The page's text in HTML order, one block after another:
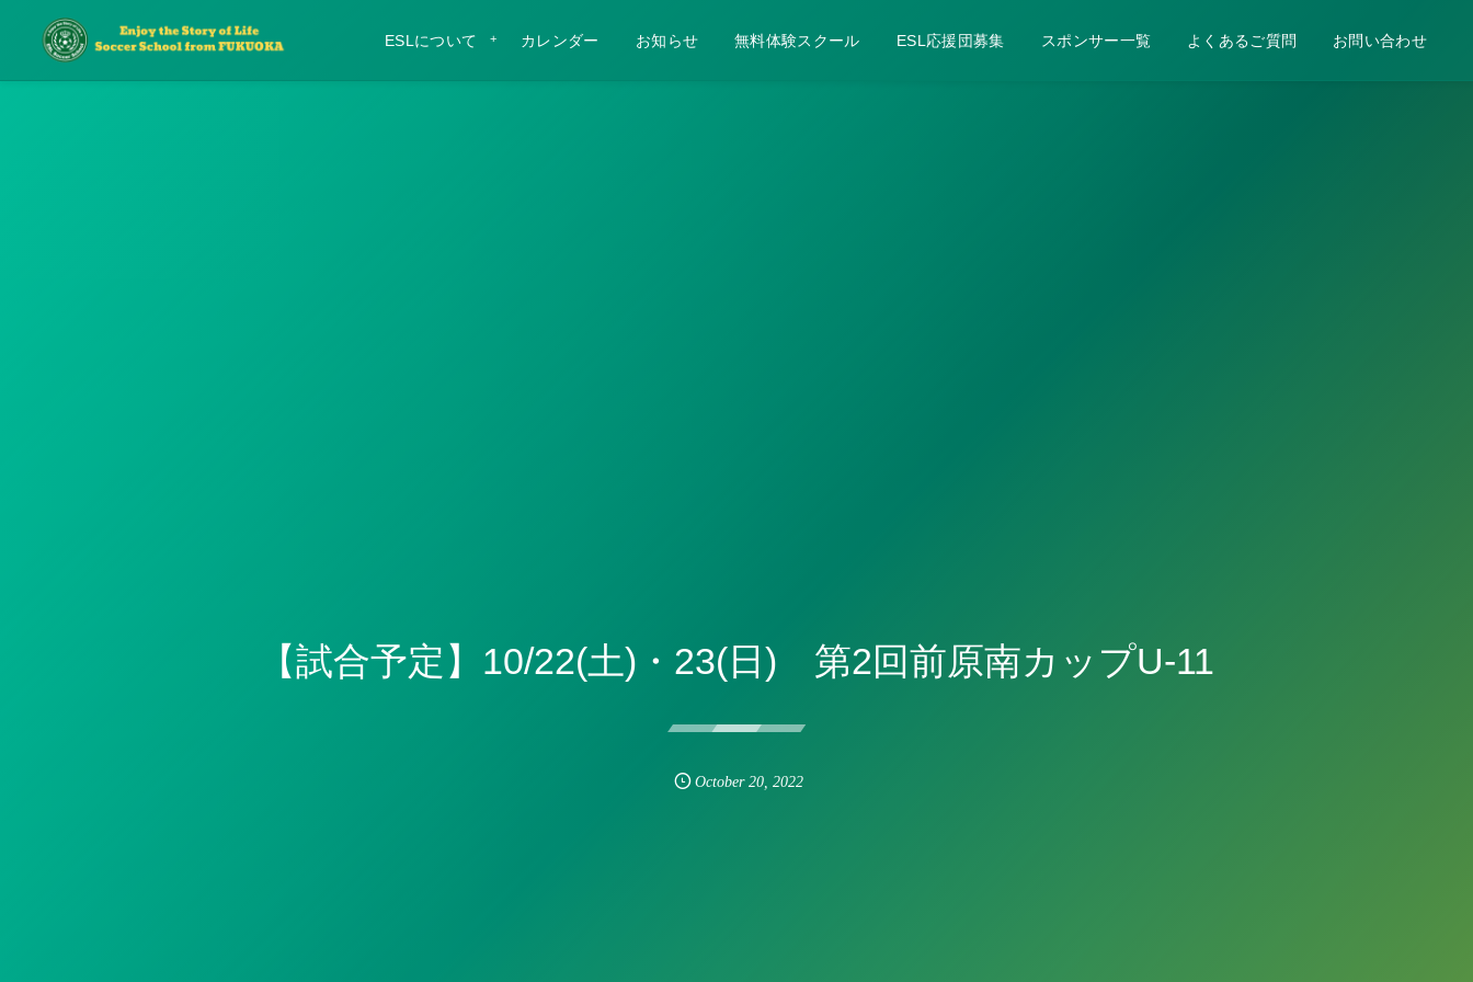
ESLについて カレンダー お知らせ 無料体験スクール ESL応援団募集 スポンサー一覧 よくあるご質問 お問い合わせ
【試合予定】10/22(土)・23(日) 第2回前原南カップU-11
October 20 ,2022